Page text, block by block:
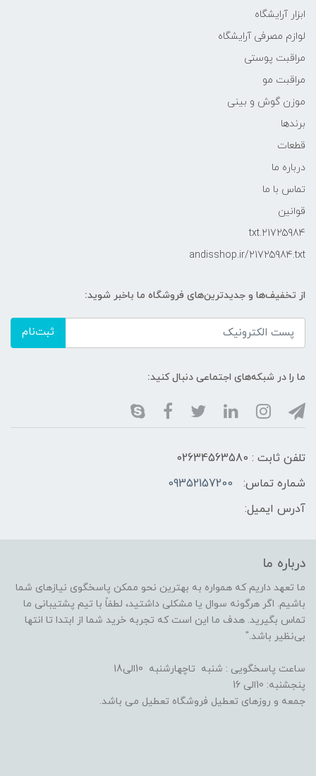
ابزار آرایشگاه
لوازم مصرفی آرایشگاه
مراقبت پوستی
مراقبت مو
موزن گوش و بینی
برندها
قطعات
درباره ما
تماس با ما
قوانین
21725984.txt
andisshop.ir/21725984.txt
از تخفیف‌ها و جدیدترین‌های فروشگاه ما باخبر شوید:
ثبت‌نام
ما را در شبکه‌های اجتماعی دنبال کنید:
تلفن ثابت : 02634563580
شماره تماس:
09352157200
آدرس ایمیل:
درباره ما
ما تعهد داریم که همواره به بهترین نحو ممکن پاسخگوی نیازهای شما
باشیم. اگر هرگونه سوال یا مشکلی داشتید، لطفاً با تیم پشتیبانی ما
تماس بگیرید. هدف ما این است که تجربه خرید شما از ابتدا تا انتها
بی‌نظیر باشد."
ساعت پاسخگویی : شنبه تاچهارشنبه 10الی18
پنجشنبه: 10الی 16
جمعه و روزهای تعطیل فروشگاه تعطیل می باشد.